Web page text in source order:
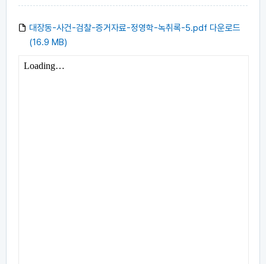
대장동-사건-검찰-증거자료-정영학-녹취록-5.pdf 다운로드
(16.9 MB)